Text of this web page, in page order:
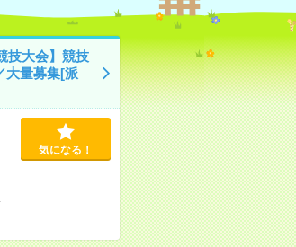
技大会】競技
大量募集[派
気になる！